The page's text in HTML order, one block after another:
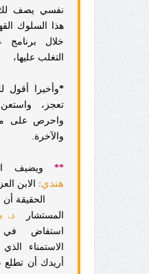
نفسي يصف
هذا السلوك
خلال
التغلب عليها،
*وأخيرا أقول
تعجز، واستعن
واحرص على ما
والآخرة.
** ويضيف
هندي:
الابن
المستشار
د.
استفاض في
الاستمناء
أريدك أن